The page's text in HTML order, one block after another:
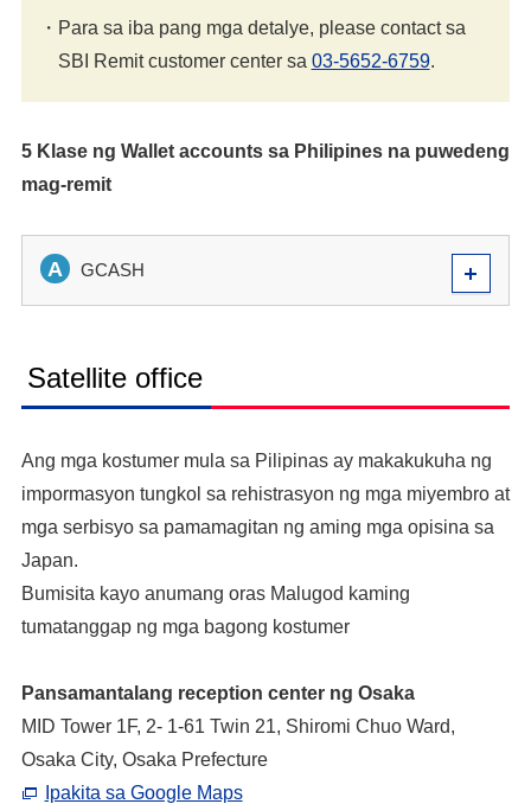
Para sa iba pang mga detalye, please contact sa
SBI Remit customer center sa 03-5652-6759.
5 Klase ng Wallet accounts sa Philipines na puwedeng
mag-remit
A GCASH
Satellite office
Ang mga kostumer mula sa Pilipinas ay makakukuha ng
impormasyon tungkol sa rehistrasyon ng mga miyembro at
mga serbisyo sa pamamagitan ng aming mga opisina sa
Japan.
Bumisita kayo anumang oras Malugod kaming
tumatanggap ng mga bagong kostumer
Pansamantalang reception center ng Osaka
MID Tower 1F, 2- 1-61 Twin 21, Shiromi Chuo Ward,
Osaka City, Osaka Prefecture
Ipakita sa Google Maps